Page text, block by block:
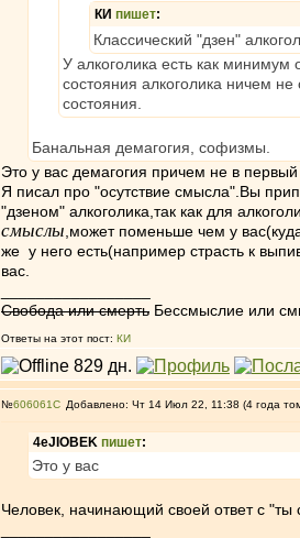
КИ пишет:
Классический "дзен"
У алкоголика есть как
состояния алкоголика ничем
состояния.
Банальная демагогия, софизмы.
Это у вас демагогия причем не в
Я писал про "осутствие смысла".Вы
"дзеном" алкоголика,так как для
смыслы ,может поменьше чем у
же у него есть(например страсть к
вас.
Свобода или смерть Бессмыслие или
Ответы на этот пост: КИ
№606061 Добавлено: Чт 14 Июл 22, 11:38 (4 года
4eJIOBEK пишет:
Это у вас
Человек, начинающий своей ответ с